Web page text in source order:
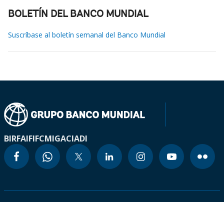
BOLETÍN DEL BANCO MUNDIAL
Suscríbase al boletín semanal del Banco Mundial
BIRFAIFIFCMIGACIADI